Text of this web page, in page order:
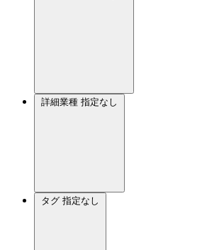
詳細業種 指定なし
タグ 指定なし